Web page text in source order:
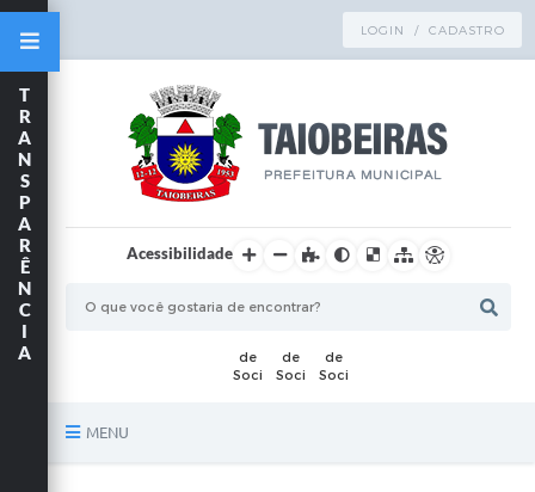
LOGIN / CADASTRO
Acessibilidade
MENU
T
R
A
N
S
P
A
R
Ê
N
C
I
A